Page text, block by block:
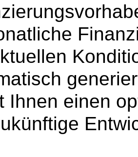
Ihnen einen